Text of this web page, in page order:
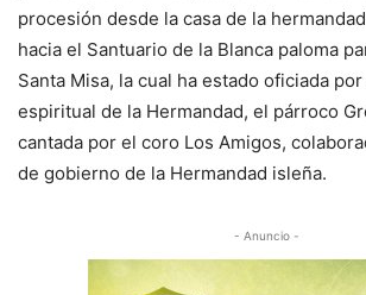
procesión desde la casa de la
hacia el Santuario de la Blanca paloma
Santa Misa, la cual ha estado oficiada
espiritual de la Hermandad, el párroco
cantada por el coro Los Amigos,
de gobierno de la Hermandad isleña.
- Anuncio -